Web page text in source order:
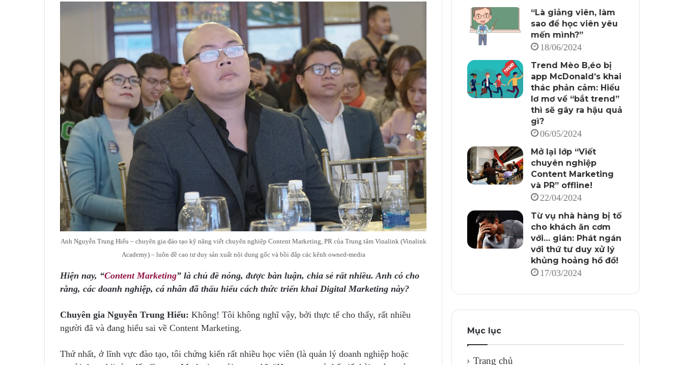
Anh Nguyễn Trung Hiếu – chuyên gia đào tạo kỹ năng viết chuyên nghiệp Content Marketing, PR của Trung tâm Vinalink (Vinalink
Academy) – luôn đề cao tư duy sản xuất nội dung gốc và bồi đắp các kênh owned-media
Hiện nay, “Content Marketing” là chủ đề nóng, được bàn luận, chia sẻ rất nhiều. Anh có cho
rằng, các doanh nghiệp, cá nhân đã thấu hiểu cách thức triển khai Digital Marketing này?
Chuyên gia Nguyễn Trung Hiếu: Không! Tôi không nghĩ vậy, bởi thực tế cho thấy, rất nhiều
người đã và đang hiểu sai về Content Marketing.
Thứ nhất, ở lĩnh vực đào tạo, tôi chứng kiến rất nhiều học viên (là quản lý doanh nghiệp hoặc
“Là giảng viên, làm
sao để học viên yêu
mến mình?”
18/06/2024
Trend Mèo B,éo bị
app McDonald’s khai
thác phản cảm: Hiểu
lơ mơ về “bắt trend”
thì sẽ gây ra hậu quả
gì?
06/05/2024
Mở lại lớp “Viết
chuyên nghiệp
Content Marketing
và PR” offline!
22/04/2024
Từ vụ nhà hàng bị tố
cho khách ăn cơm
với… gián: Phát ngán
với thứ tư duy xử lý
khủng hoảng hồ đồ!
17/03/2024
Mục lục
Trang chủ